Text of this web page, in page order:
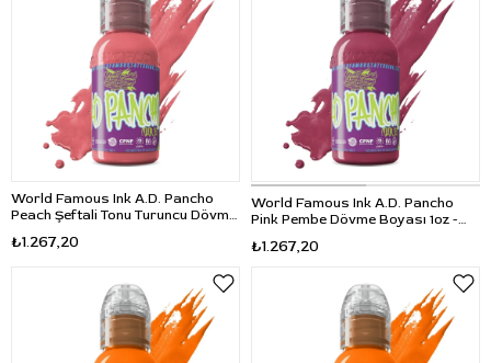
World Famous Ink A.D. Pancho
Peach Şeftali Tonu Turuncu Dövme
₺1.267,20
World Famous Ink A.D. Pancho
Pink Pembe Dövme Boyası 1oz -
₺1.267,20